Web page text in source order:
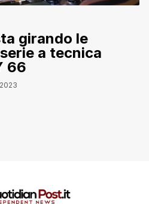
girando le
a tecnica
66